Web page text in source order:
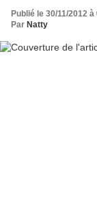
Publié le 30/11/2012 à
Par Natty